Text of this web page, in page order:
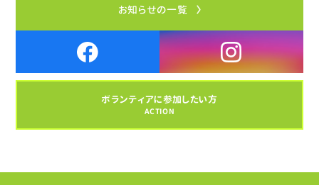
お知らせの一覧
ボランティアに参加したい方
ACTION